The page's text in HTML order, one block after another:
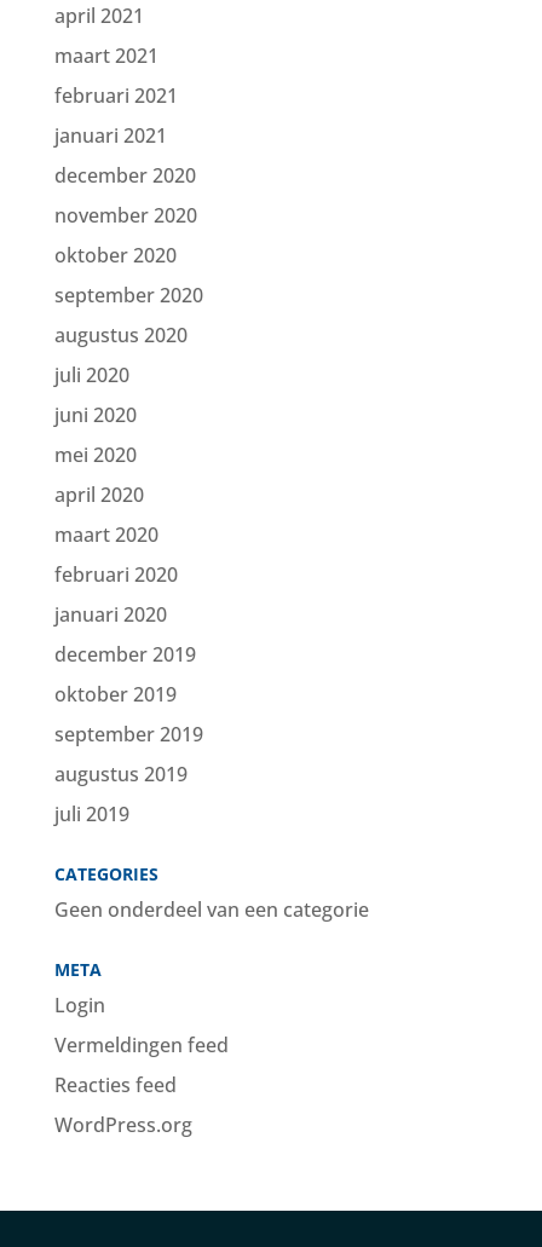
april 2021
maart 2021
februari 2021
januari 2021
december 2020
november 2020
oktober 2020
september 2020
augustus 2020
juli 2020
juni 2020
mei 2020
april 2020
maart 2020
februari 2020
januari 2020
december 2019
oktober 2019
september 2019
augustus 2019
juli 2019
CATEGORIES
Geen onderdeel van een categorie
META
Login
Vermeldingen feed
Reacties feed
WordPress.org